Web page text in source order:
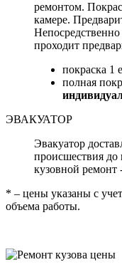
ремонтом.
камере.
проходит
покраска 1
полная
ЭВАКУАТОР
Эвакуатор
происшествия до
кузовной ремонт
* – цены указаны с
объема работы.